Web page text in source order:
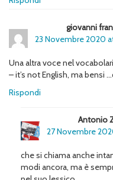
giovanni
23 Novembre 2020
Una altra voce nel
– it’s not English, ma bensi
Rispondi
Antonio
27 Novembre
che si chiama anche
modi ancora, ma è